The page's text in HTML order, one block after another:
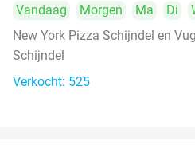
Vandaag Morgen Ma Di
New York Pizza Schijndel en
Schijndel
Verkocht: 525